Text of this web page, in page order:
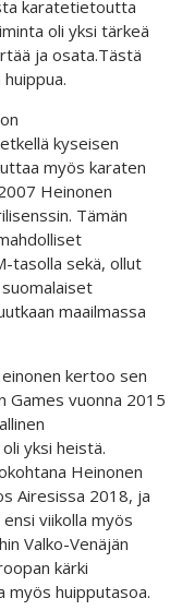
karatetietoutta
oli yksi tärkeä
ja osata.Tästä
kyseisen
myös karaten
Heinonen
Tämän
tasolla sekä, ollut
maailmassa
kertoo sen
Games vuonna 2015
yksi heistä.
Heinonen
Airesissa 2018, ja
viikolla myös
Valko-Venäjän
kärki
myös huipputasoa.